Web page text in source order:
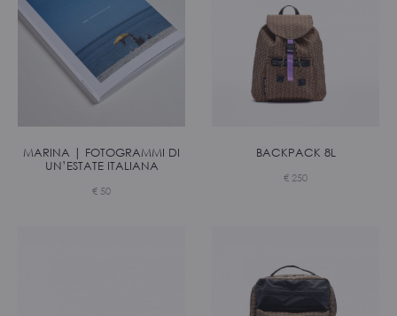
MARINA | FOTOGRAMMI DI
UN’ESTATE ITALIANA
€ 50
BACKPACK 8L
€ 250